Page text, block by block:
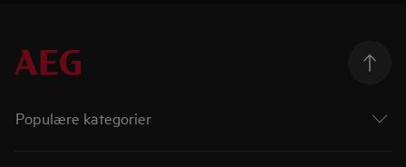
Populære kategorier